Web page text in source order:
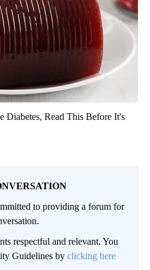
Diabetes, Read This Before It's
to providing a forum for
respectful and relevant. You
Guidelines by clicking here